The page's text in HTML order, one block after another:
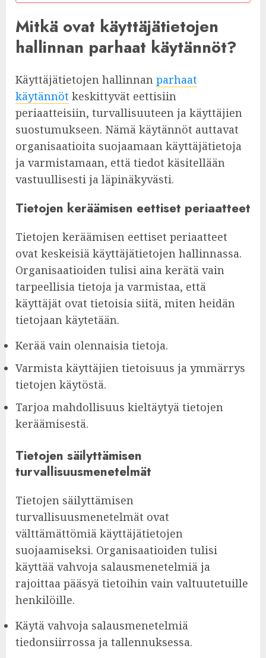
Mitkä ovat käyttäjätietojen
hallinnan parhaat käytännöt?
Käyttäjätietojen hallinnan parhaat
käytännöt keskittyvät eettisiin
periaatteisiin, turvallisuuteen ja käyttäjien
suostumukseen. Nämä käytännöt auttavat
organisaatioita suojaamaan käyttäjätietoja
ja varmistamaan, että tiedot käsitellään
vastuullisesti ja läpinäkyvästi.
Tietojen keräämisen eettiset periaatteet
Tietojen keräämisen eettiset periaatteet
ovat keskeisiä käyttäjätietojen hallinnassa.
Organisaatioiden tulisi aina kerätä vain
tarpeellisia tietoja ja varmistaa, että
käyttäjät ovat tietoisia siitä, miten heidän
tietojaan käytetään.
Kerää vain olennaisia tietoja.
Varmista käyttäjien tietoisuus ja ymmärrys
tietojen käytöstä.
Tarjoa mahdollisuus kieltäytyä tietojen
keräämisestä.
Tietojen säilyttämisen
turvallisuusmenetelmät
Tietojen säilyttämisen
turvallisuusmenetelmät ovat
välttämättömiä käyttäjätietojen
suojaamiseksi. Organisaatioiden tulisi
käyttää vahvoja salausmenetelmiä ja
rajoittaa pääsyä tietoihin vain valtuutetuille
henkilöille.
Käytä vahvoja salausmenetelmiä
tiedonsiirrossa ja tallennuksessa.